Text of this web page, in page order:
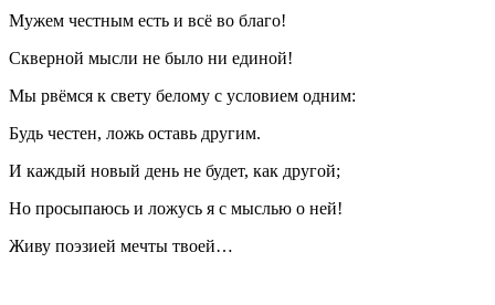
Мужем честным есть и всё во благо!
Скверной мысли не было ни единой!
Мы рвёмся к свету белому с условием одним:
Будь честен, ложь оставь другим.
И каждый новый день не будет, как другой;
Но просыпаюсь и ложусь я с мыслью о ней!
Живу поэзией мечты твоей…